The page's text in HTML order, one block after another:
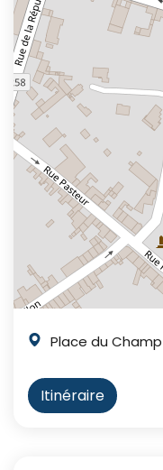
+
−
Place du
Itinéraire